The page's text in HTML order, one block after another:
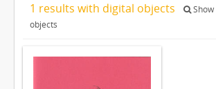
1 results with digital objects
objects